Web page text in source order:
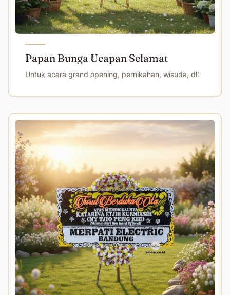
Papan Bunga Ucapan Selamat
Untuk acara grand opening, pernikahan, wisuda, dll